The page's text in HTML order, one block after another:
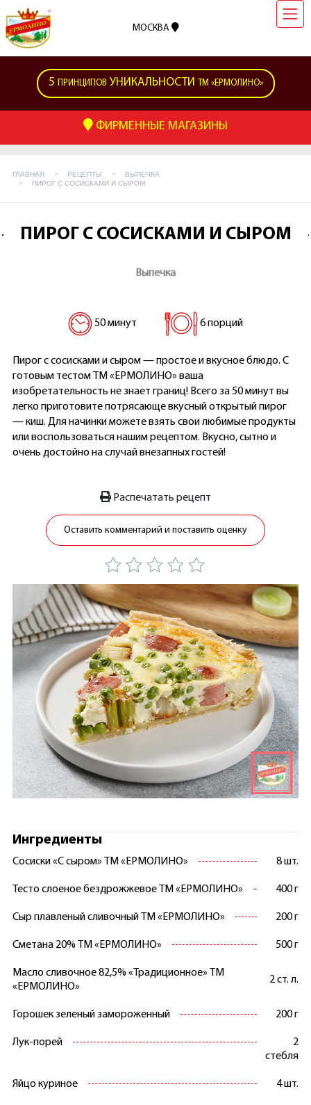
МОСКВА
5 ПРИНЦИПОВ УНИКАЛЬНОСТИ ТМ «ЕРМОЛИНО»
ФИРМЕННЫЕ МАГАЗИНЫ
ГЛАВНАЯ РЕЦЕПТЫ
ВЫПЕЧКА
ПИРОГ С СОСИСКАМИ И СЫРОМ
ПИРОГ С СОСИСКАМИ И СЫРОМ
Выпечка
50 минут 6 порций
Пирог с сосисками и сыром — простое и вкусное блюдо. С
готовым тестом ТМ «ЕРМОЛИНО» ваша
изобретательность не знает границ! Всего за 50 минут вы
легко приготовите потрясающе вкусный открытый пирог
— киш. Для начинки можете взять свои любимые продукты
или воспользоваться нашим рецептом. Вкусно, сытно и
очень достойно на случай внезапных гостей!
Распечатать рецепт
Оставить комментарий и поставить оценку
Ингредиенты
Сосиски «С сыром» ТМ «ЕРМОЛИНО» 8 шт.
Тесто слоеное бездрожжевое ТМ «ЕРМОЛИНО» 400 г
Сыр плавленый сливочный ТМ «ЕРМОЛИНО» 200 г
Сметана 20% ТМ «ЕРМОЛИНО» 500 г
Масло сливочное 82,5% «Традиционное» ТМ
«ЕРМОЛИНО»
2 ст. л.
Горошек зеленый замороженный 200 г
Лук-порей
2
стебля
Яйцо куриное 4 шт.